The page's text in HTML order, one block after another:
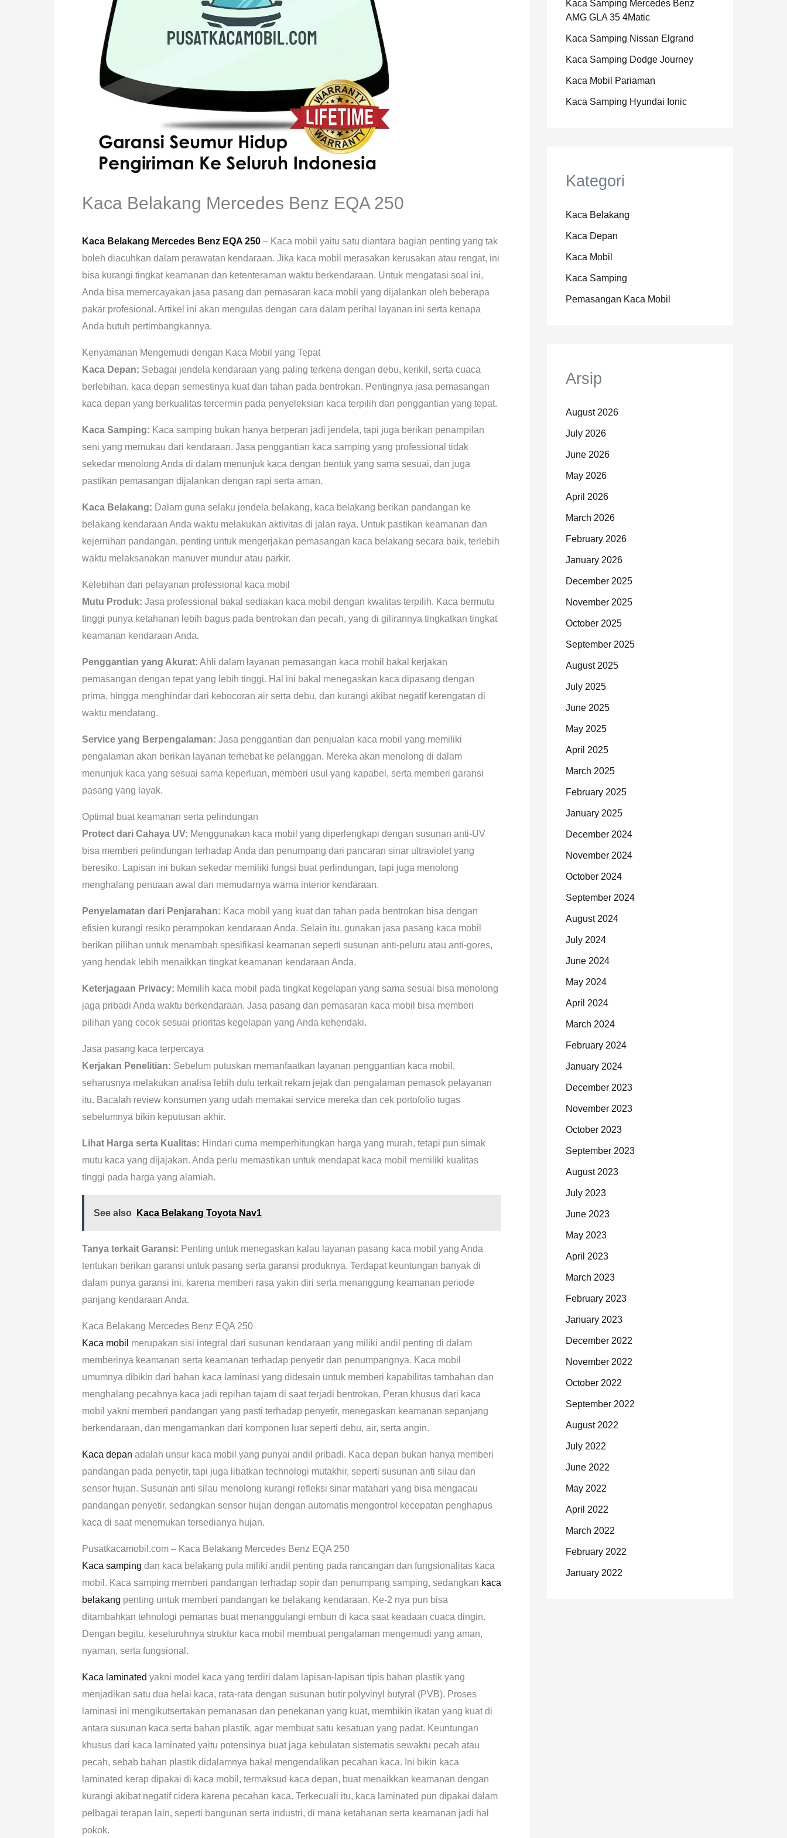
Kaca Belakang Mercedes Benz EQA 250
Kaca Belakang Mercedes Benz EQA 250 – Kaca mobil yaitu satu diantara bagian penting yang tak
boleh diacuhkan dalam perawatan kendaraan. Jika kaca mobil merasakan kerusakan atau rengat, ini
bisa kurangi tingkat keamanan dan ketenteraman waktu berkendaraan. Untuk mengatasi soal ini,
Anda bisa memercayakan jasa pasang dan pemasaran kaca mobil yang dijalankan oleh beberapa
pakar profesional. Artikel ini akan mengulas dengan cara dalam perihal layanan ini serta kenapa
Anda butuh pertimbangkannya.
Kenyamanan Mengemudi dengan Kaca Mobil yang Tepat
Kaca Depan: Sebagai jendela kendaraan yang paling terkena dengan debu, kerikil, serta cuaca
berlebihan, kaca depan semestinya kuat dan tahan pada bentrokan. Pentingnya jasa pemasangan
kaca depan yang berkualitas tercermin pada penyeleksian kaca terpilih dan penggantian yang tepat.
Kaca Samping: Kaca samping bukan hanya berperan jadi jendela, tapi juga berikan penampilan
seni yang memukau dari kendaraan. Jasa penggantian kaca samping yang professional tidak
sekedar menolong Anda di dalam menunjuk kaca dengan bentuk yang sama sesuai, dan juga
pastikan pemasangan dijalankan dengan rapi serta aman.
Kaca Belakang: Dalam guna selaku jendela belakang, kaca belakang berikan pandangan ke
belakang kendaraan Anda waktu melakukan aktivitas di jalan raya. Untuk pastikan keamanan dan
kejernihan pandangan, penting untuk mengerjakan pemasangan kaca belakang secara baik, terlebih
waktu melaksanakan manuver mundur atau parkir.
Kelebihan dari pelayanan professional kaca mobil
Mutu Produk: Jasa professional bakal sediakan kaca mobil dengan kwalitas terpilih. Kaca bermutu
tinggi punya ketahanan lebih bagus pada bentrokan dan pecah, yang di gilirannya tingkatkan tingkat
keamanan kendaraan Anda.
Penggantian yang Akurat: Ahli dalam layanan pemasangan kaca mobil bakal kerjakan
pemasangan dengan tepat yang lebih tinggi. Hal ini bakal menegaskan kaca dipasang dengan
prima, hingga menghindar dari kebocoran air serta debu, dan kurangi akibat negatif kerengatan di
waktu mendatang.
Service yang Berpengalaman: Jasa penggantian dan penjualan kaca mobil yang memiliki
pengalaman akan berikan layanan terhebat ke pelanggan. Mereka akan menolong di dalam
menunjuk kaca yang sesuai sama keperluan, memberi usul yang kapabel, serta memberi garansi
pasang yang layak.
Optimal buat keamanan serta pelindungan
Protect dari Cahaya UV: Menggunakan kaca mobil yang diperlengkapi dengan susunan anti-UV
bisa memberi pelindungan terhadap Anda dan penumpang dari pancaran sinar ultraviolet yang
beresiko. Lapisan ini bukan sekedar memiliki fungsi buat perlindungan, tapi juga menolong
menghalang penuaan awal dan memudarnya warna interior kendaraan.
Penyelamatan dari Penjarahan: Kaca mobil yang kuat dan tahan pada bentrokan bisa dengan
efisien kurangi resiko perampokan kendaraan Anda. Selain itu, gunakan jasa pasang kaca mobil
berikan pilihan untuk menambah spesifikasi keamanan seperti susunan anti-peluru atau anti-gores,
yang hendak lebih menaikkan tingkat keamanan kendaraan Anda.
Keterjagaan Privacy: Memilih kaca mobil pada tingkat kegelapan yang sama sesuai bisa menolong
jaga pribadi Anda waktu berkendaraan. Jasa pasang dan pemasaran kaca mobil bisa memberi
pilihan yang cocok sesuai prioritas kegelapan yang Anda kehendaki.
Jasa pasang kaca terpercaya
Kerjakan Penelitian: Sebelum putuskan memanfaatkan layanan penggantian kaca mobil,
seharusnya melakukan analisa lebih dulu terkait rekam jejak dan pengalaman pemasok pelayanan
itu. Bacalah review konsumen yang udah memakai service mereka dan cek portofolio tugas
sebelumnya bikin keputusan akhir.
Lihat Harga serta Kualitas: Hindari cuma memperhitungkan harga yang murah, tetapi pun simak
mutu kaca yang dijajakan. Anda perlu memastikan untuk mendapat kaca mobil memiliki kualitas
tinggi pada harga yang alamiah.
See also Kaca Belakang Toyota Nav1
Tanya terkait Garansi: Penting untuk menegaskan kalau layanan pasang kaca mobil yang Anda
tentukan berikan garansi untuk pasang serta garansi produknya. Terdapat keuntungan banyak di
dalam punya garansi ini, karena memberi rasa yakin diri serta menanggung keamanan periode
panjang kendaraan Anda.
Kaca Belakang Mercedes Benz EQA 250
Kaca mobil merupakan sisi integral dari susunan kendaraan yang miliki andil penting di dalam
memberinya keamanan serta keamanan terhadap penyetir dan penumpangnya. Kaca mobil
umumnya dibikin dari bahan kaca laminasi yang didesain untuk memberi kapabilitas tambahan dan
menghalang pecahnya kaca jadi repihan tajam di saat terjadi bentrokan. Peran khusus dari kaca
mobil yakni memberi pandangan yang pasti terhadap penyetir, menegaskan keamanan sepanjang
berkendaraan, dan mengamankan dari komponen luar seperti debu, air, serta angin.
Kaca depan adalah unsur kaca mobil yang punyai andil pribadi. Kaca depan bukan hanya memberi
pandangan pada penyetir, tapi juga libatkan technologi mutakhir, seperti susunan anti silau dan
sensor hujan. Susunan anti silau menolong kurangi refleksi sinar matahari yang bisa mengacau
pandangan penyetir, sedangkan sensor hujan dengan automatis mengontrol kecepatan penghapus
kaca di saat menemukan tersedianya hujan.
Pusatkacamobil.com – Kaca Belakang Mercedes Benz EQA 250
Kaca samping dan kaca belakang pula miliki andil penting pada rancangan dan fungsionalitas kaca
mobil. Kaca samping memberi pandangan terhadap sopir dan penumpang samping, sedangkan kaca
belakang penting untuk memberi pandangan ke belakang kendaraan. Ke-2 nya pun bisa
ditambahkan tehnologi pemanas buat menanggulangi embun di kaca saat keadaan cuaca dingin.
Dengan begitu, keseluruhnya struktur kaca mobil membuat pengalaman mengemudi yang aman,
nyaman, serta fungsional.
Kaca laminated yakni model kaca yang terdiri dalam lapisan-lapisan tipis bahan plastik yang
menjadikan satu dua helai kaca, rata-rata dengan susunan butir polyvinyl butyral (PVB). Proses
laminasi ini mengikutsertakan pemanasan dan penekanan yang kuat, membikin ikatan yang kuat di
antara susunan kaca serta bahan plastik, agar membuat satu kesatuan yang padat. Keuntungan
khusus dari kaca laminated yaitu potensinya buat jaga kebulatan sistematis sewaktu pecah atau
pecah, sebab bahan plastik didalamnya bakal mengendalikan pecahan kaca. Ini bikin kaca
laminated kerap dipakai di kaca mobil, termaksud kaca depan, buat menaikkan keamanan dengan
kurangi akibat negatif cidera karena pecahan kaca. Terkecuali itu, kaca laminated pun dipakai dalam
pelbagai terapan lain, seperti bangunan serta industri, di mana ketahanan serta keamanan jadi hal
pokok.
Kaca Samping Mercedes Benz
AMG GLA 35 4Matic
Kaca Samping Nissan Elgrand
Kaca Samping Dodge Journey
Kaca Mobil Pariaman
Kaca Samping Hyundai Ionic
Kategori
Kaca Belakang
Kaca Depan
Kaca Mobil
Kaca Samping
Pemasangan Kaca Mobil
Arsip
August 2026
July 2026
June 2026
May 2026
April 2026
March 2026
February 2026
January 2026
December 2025
November 2025
October 2025
September 2025
August 2025
July 2025
June 2025
May 2025
April 2025
March 2025
February 2025
January 2025
December 2024
November 2024
October 2024
September 2024
August 2024
July 2024
June 2024
May 2024
April 2024
March 2024
February 2024
January 2024
December 2023
November 2023
October 2023
September 2023
August 2023
July 2023
June 2023
May 2023
April 2023
March 2023
February 2023
January 2023
December 2022
November 2022
October 2022
September 2022
August 2022
July 2022
June 2022
May 2022
April 2022
March 2022
February 2022
January 2022